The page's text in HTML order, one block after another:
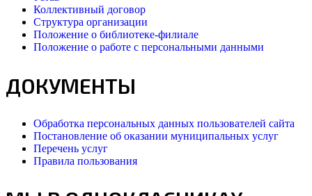
Коллективный договор
Структура организации
Положение о библиотеке-филиале
Положение о работе с персональными данными
ДОКУМЕНТЫ
Обработка персональных данных пользователей сайта
Постановление об оказании муниципальных услуг
Перечень услуг
Правила пользования